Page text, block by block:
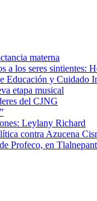
materna
a los seres sintientes:
Educación y Cuidado
etapa musical
del CJNG
Leylany Richard
contra Azucena
Profeco, en